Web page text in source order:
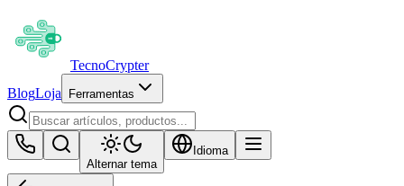
TecnoCrypter
BlogLoja Ferramentas
Alternar tema
Idioma